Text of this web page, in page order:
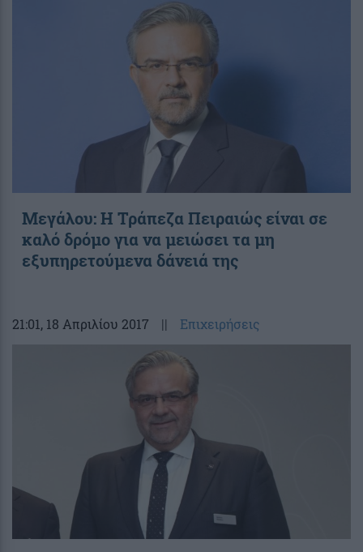
Μεγάλου: Η Τράπεζα Πειραιώς είναι σε
καλό δρόμο για να μειώσει τα μη
εξυπηρετούμενα δάνειά της
21:01, 18 Απριλίου 2017 || Επιχειρήσεις